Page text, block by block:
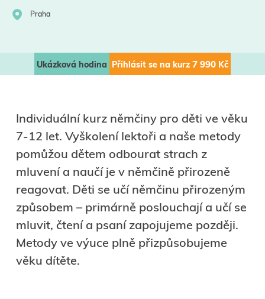
Praha
Ukázková hodina Přihlásit se na kurz 7 990 Kč
Individuální kurz němčiny pro děti ve věku
7-12 let. Vyškolení lektoři a naše metody
pomůžou dětem odbourat strach z
mluvení a naučí je v němčině přirozeně
reagovat. Děti se učí němčinu přirozeným
způsobem – primárně poslouchají a učí se
mluvit, čtení a psaní zapojujeme později.
Metody ve výuce plně přizpůsobujeme
věku dítěte.